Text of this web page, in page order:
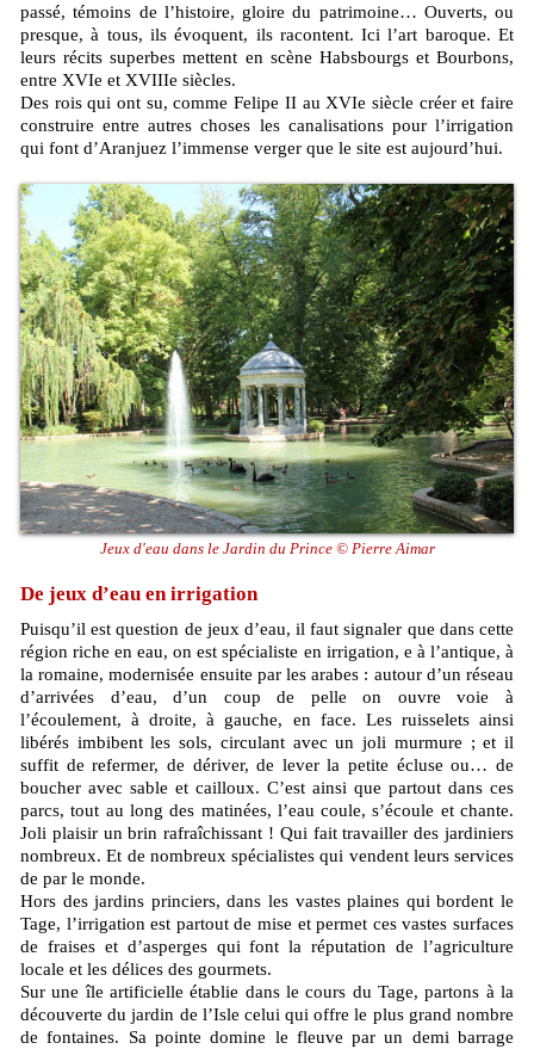
passé, témoins de l’histoire, gloire du patrimoine… Ouverts, ou
presque, à tous, ils évoquent, ils racontent. Ici l’art baroque. Et
leurs récits superbes mettent en scène Habsbourgs et Bourbons,
entre XVIe et XVIIIe siècles.
Des rois qui ont su, comme Felipe II au XVIe siècle créer et faire
construire entre autres choses les canalisations pour l’irrigation
qui font d’Aranjuez l’immense verger que le site est aujourd’hui.
Jeux d'eau dans le Jardin du Prince © Pierre Aimar
De jeux d’eau en irrigation
Puisqu’il est question de jeux d’eau, il faut signaler que dans cette
région riche en eau, on est spécialiste en irrigation, e à l’antique, à
la romaine, modernisée ensuite par les arabes : autour d’un réseau
d’arrivées d’eau, d’un coup de pelle on ouvre voie à
l’écoulement, à droite, à gauche, en face. Les ruisselets ainsi
libérés imbibent les sols, circulant avec un joli murmure ; et il
suffit de refermer, de dériver, de lever la petite écluse ou… de
boucher avec sable et cailloux. C’est ainsi que partout dans ces
parcs, tout au long des matinées, l’eau coule, s’écoule et chante.
Joli plaisir un brin rafraîchissant ! Qui fait travailler des jardiniers
nombreux. Et de nombreux spécialistes qui vendent leurs services
de par le monde.
Hors des jardins princiers, dans les vastes plaines qui bordent le
Tage, l’irrigation est partout de mise et permet ces vastes surfaces
de fraises et d’asperges qui font la réputation de l’agriculture
locale et les délices des gourmets.
Sur une île artificielle établie dans le cours du Tage, partons à la
découverte du jardin de l’Isle celui qui offre le plus grand nombre
de fontaines. Sa pointe domine le fleuve par un demi barrage